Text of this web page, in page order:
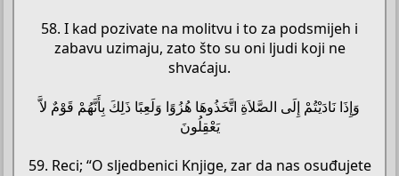
58. I kad pozivate na molitvu i to za podsmijeh i
zabavu uzimaju, zato što su oni ljudi koji ne
shvaćaju.
وَإِذَا نَادَيْتُمْ إِلَى الصَّلاَةِ اتَّخَذُوهَا هُزُوًا وَلَعِبًا ذَلِكَ بِأَنَّهُمْ قَوْمٌ لاَّ
يَعْقِلُونَ
59. Reci; “O sljedbenici Knjige, zar da nas osuđujete